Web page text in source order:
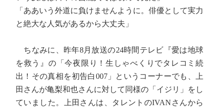
「ああいう外道に負けませんように。俳優として実力
と絶大な人気があるから大丈夫」
ちなみに、昨年8月放送の24時間テレビ『愛は地球
を救う』の「今夜限り！生しゃべくりでタレコミ続
出！その真相を初告白007」というコーナーでも、上
田さんが亀梨和也さんに対して同様の「イジリ」をし
ていました。上田さんは、タレントのIVANさんから